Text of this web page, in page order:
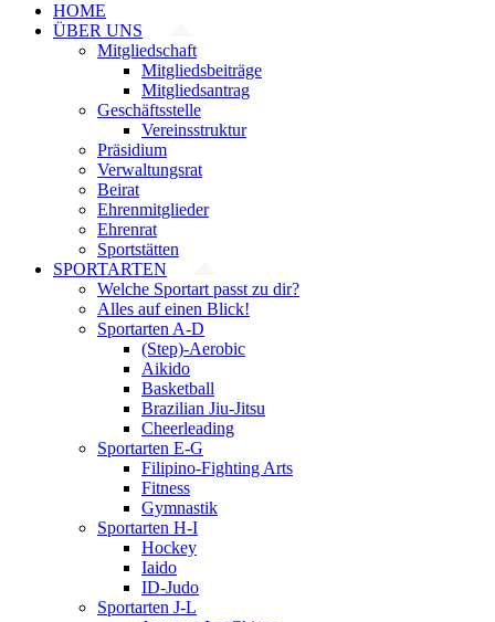
HOME
ÜBER UNS
Mitgliedschaft
Mitgliedsbeiträge
Mitgliedsantrag
Geschäftsstelle
Vereinsstruktur
Präsidium
Verwaltungsrat
Beirat
Ehrenmitglieder
Ehrenrat
Sportstätten
SPORTARTEN
Welche Sportart passt zu dir?
Alles auf einen Blick!
Sportarten A-D
(Step)-Aerobic
Aikido
Basketball
Brazilian Jiu-Jitsu
Cheerleading
Sportarten E-G
Filipino-Fighting Arts
Fitness
Gymnastik
Sportarten H-I
Hockey
Iaido
ID-Judo
Sportarten J-L